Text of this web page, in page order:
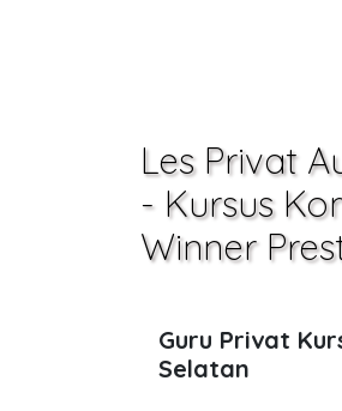
Les Privat
- Kursus
Winner
Guru Privat
Selatan